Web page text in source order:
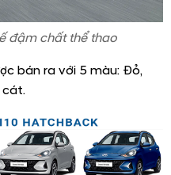
đậm chất thể thao
bán ra với 5 màu: Đỏ,
cát.